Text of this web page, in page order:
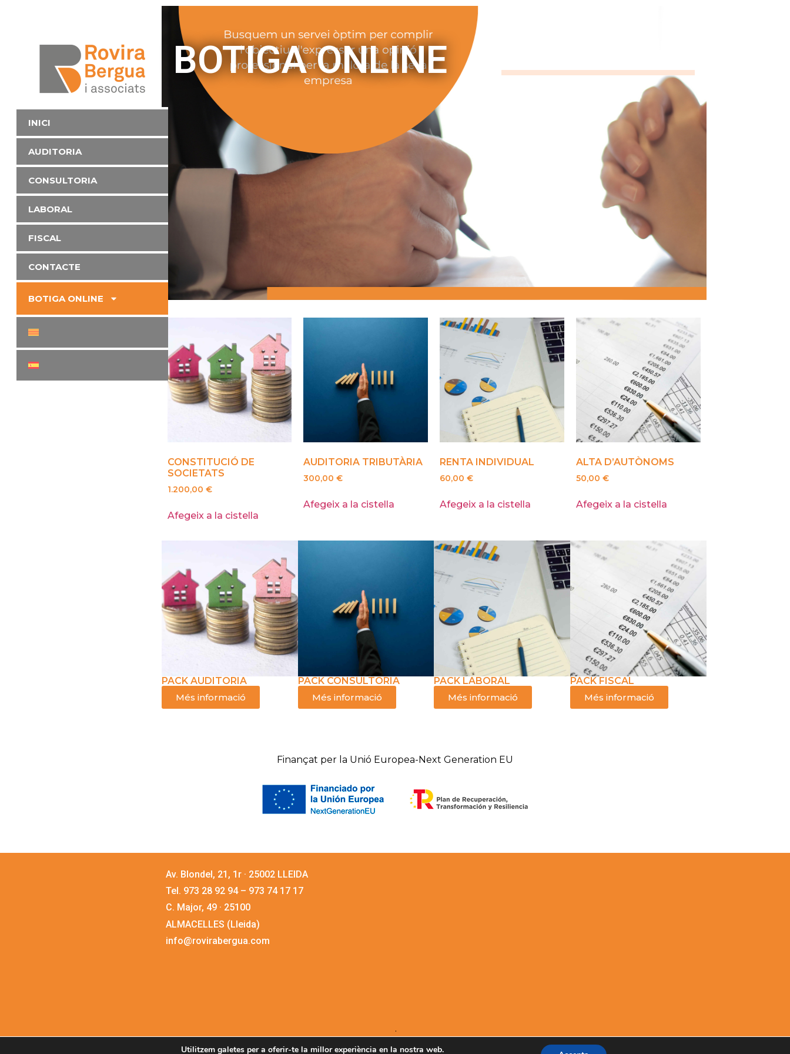
INICI
AUDITORIA
CONSULTORIA
LABORAL
FISCAL
CONTACTE
BOTIGA ONLINE
BOTIGA ONLINE
CONSTITUCIÓ DE
SOCIETATS
1.200,00 €
Afegeix a la cistella
AUDITORIA TRIBUTÀRIA
300,00€
Afegeix a la cistella
RENTA INDIVIDUAL
60,00€
Afegeix a la cistella
ALTA D’AUTÒNOMS
50,00 €
Afegeix a la cistella
PACK AUDITORIA
Més informació
PACK CONSULTORIA
Més informació
PACK LABORAL
Més informació
PACK FISCAL
Més informació
Finançat per la Unió Europea-Next Generation EU
Av. Blondel, 21, 1r · 25002 LLEIDA
Tel. 973 28 92 94 – 973 74 17 17
C. Major, 49 · 25100
ALMACELLES (Lleida)
info@rovirabergua.com
.
Utilitzem galetes per a oferir-te la millor experiència en la nostra web.